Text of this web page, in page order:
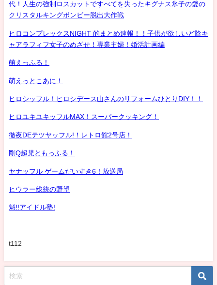
代！人生の強制ロスカットですべてを失ったキグナス氷子の愛の
クリスタルキングボンビー脱出大作戦
ヒロコンプレックスNIGHT 的まとめ速報！！子供が欲しいど陰キ
ャアラフィフ女子のめざせ！専業主婦！婚活計画編
萌えっふる！
萌えっとこあに！
ヒロシッフル！ヒロシデース山さんのリフォームひとりDIY！！
ヒロユキユキッフルMAX！スーパークッキング！
徹夜DEテツヤッフル!！レトロ館2号店！
剛Q超児ともっふる！
ヤナッフル ゲームだいすき6！放送局
ヒウラー総統の野望
魁!!アイドル塾!
t112